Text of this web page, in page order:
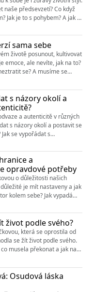
naše předsevzetí? Co když
Jak je to s pohybem? A jak to
to pro nás bylo udržitelné
si povídáme s Týnou
a autorkou knih Neber to
znát i z Instagramu
vzt...
sama sebe
životě posunout, kultivovat
emoce, ale nevíte, jak na to?
se? A musíme se
myslela hodně negativně
o tom, že takhle myslím,
nedá. Prací na sobě se
z vlastní zkušenosti vím,
s názory okolí a
a autenticitě v různých
s názory okolí a postavit se
se vypořádat s
z komfortní zóny?
protože se bojí negativních
svůj pohled a podněty k
mateřství v dnešní
probudit v...
a
opravdové potřeby
o důležitosti našich
je mít nastaveny a jak
kolem sebe? Jak vypadá
když jsme to my, kdo
aniž bychom si to
tom, že ženy často
a kolikrát raději
hranic také s...
život podle svého?
která se oprostila od
se žít život podle svého.
musela překonat a jak na
ale máme strach z
říká, že je důležité
zákazy a povolení -
s tím lépe pracovat a žít
Osudová láska